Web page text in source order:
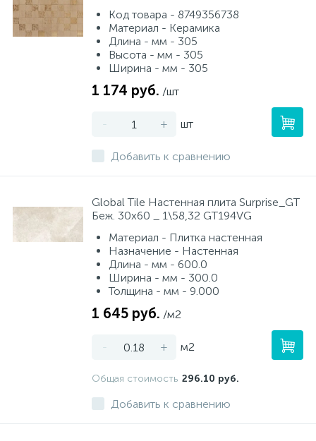
Код товара - 8749356738
Материал - Керамика
Длина - мм - 305
Высота - мм - 305
Ширина - мм - 305
1 174 руб. /шт
- + шт
Добавить к сравнению
Global Tile Настенная плита Surprise_GT
Беж. 30x60 _ 1\58,32 GT194VG
Материал - Плитка настенная
Назначение - Настенная
Длина - мм - 600.0
Ширина - мм - 300.0
Толщина - мм - 9.000
1 645 руб. /м2
- + м2
Общая стоимость 296.10 руб.
Добавить к сравнению